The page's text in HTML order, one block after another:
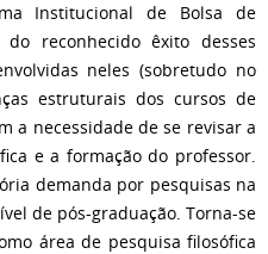
Institucional de Bolsa de
do reconhecido êxito desses
neles (sobretudo no
estruturais dos cursos de
a necessidade de se revisar a
e a formação do professor.
demanda por pesquisas na
de pós-graduação. Torna-se
área de pesquisa filosófica